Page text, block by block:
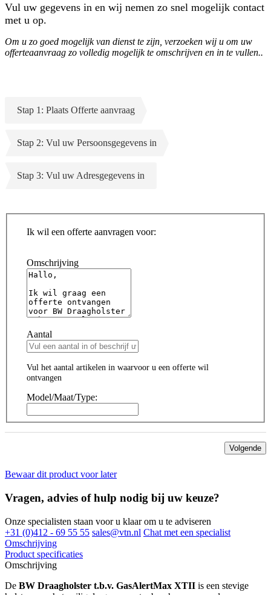
Vul uw gegevens in en wij nemen zo snel mogelijk contact
met u op.
Om u zo goed mogelijk van dienst te zijn, verzoeken wij u om uw
offerteaanvraag zo volledig mogelijk te omschrijven en in te vullen..
Stap 1: Plaats Offerte aanvraag
Stap 2: Vul uw Persoonsgegevens in
Stap 3: Vul uw Adresgegevens in
Ik wil een offerte aanvragen voor:
Omschrijving
Aantal
Vul het aantal artikelen in waarvoor u een offerte wil
ontvangen
Model/Maat/Type:
Volgende
Bewaar dit product voor later
Vragen, advies of hulp nodig bij uw keuze?
Onze specialisten staan voor u klaar om u te adviseren
+31 (0)412 - 69 55 55 sales@vtn.nl Chat met een specialist
Omschrijving
Product specificaties
Omschrijving
De BW Draagholster t.b.v. GasAlertMax XTII is een stevige